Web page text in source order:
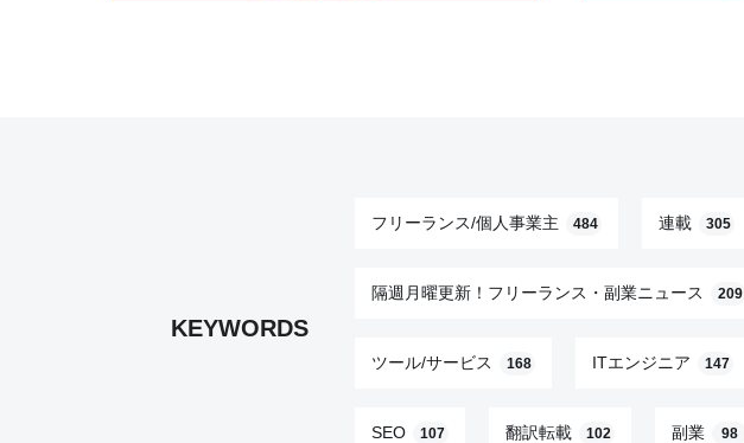
KEYWORDS
フリーランス/個人事業主 484 連載 305
隔週月曜更新！フリーランス・副業ニュース 209
ツール/サービス 168 ITエンジニア 147
SEO 107 翻訳転載 102 副業 98